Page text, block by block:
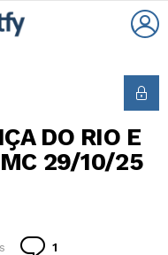
DO RIO E
MC 29/10/25
1